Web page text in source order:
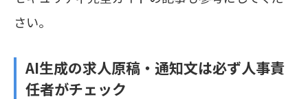
さい。
AI生成の求人原稿・通知文は必ず人事責
任者がチェック